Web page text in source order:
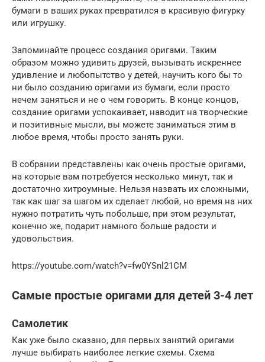
бумаги в ваших руках превратился в красивую фигурку
или игрушку.
Запоминайте процесс создания оригами. Таким
образом можно удивить друзей, вызывать искреннее
удивление и любопытство у детей, научить кого бы то
ни было созданию оригами из бумаги, если просто
нечем заняться и не о чем говорить. В конце концов,
создание оригами успокаивает, наводит на творческие
и позитивные мысли, вы можете заниматься этим в
любое время, чтобы просто занять руки.
В собрании представлены как очень простые оригами,
на которые вам потребуется несколько минут, так и
достаточно хитроумные. Нельзя назвать их сложными,
так как шаг за шагом их сделает любой, но время на них
нужно потратить чуть побольше, при этом результат,
конечно же, подарит намного больше радости и
удовольствия.
https://youtube.com/watch?v=fw0YSnl21CM
Самые простые оригами для детей 3-4 лет
Самолетик
Как уже было сказано, для первых занятий оригами
лучше выбирать наиболее легкие схемы. Схема